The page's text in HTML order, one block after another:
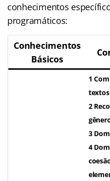
conhecimentos
programáticos:
Conhecimentos
Básicos
1
textos
2
3
4